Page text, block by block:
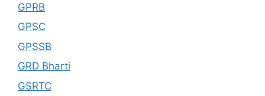
GPRB
GPSC
GPSSB
GRD Bharti
GSRTC